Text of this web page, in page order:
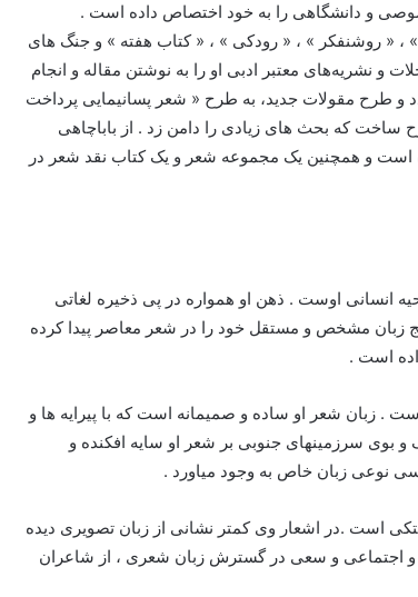
و دانشگاهی را به خود اختصاص داده است .
، « روشنفکر » ، « رودکی » ، « کتاب هفته » و جنگ های
و نشریه‌های معتبر ادبی او را به نوشتن مقاله و انجام
و طرح مقولات جدید، به طرح « شعر پسانیمایی پرداخت
که بحث های زیادی را دامن زد . از باباچاهی
است و همچنین یک مجموعه شعر و یک کتاب نقد شعر در
انسانی اوست . ذهن او همواره در پی ذخیره لغاتی
زبان مشخص و مستقل خود را در شعر معاصر پیدا کرده
است .
. زبان شعر او ساده و صمیمانه است که با پیرایه ها و
بوی سرزمینهای جنوبی بر شعر او سایه افکنده و
نوعی زبان خاص به وجود میاورد .
است .در اشعار وی کمتر نشانی از زبان تصویری دیده
و اجتماعی و سعی در گسترش زبان شعری ، از شاعران